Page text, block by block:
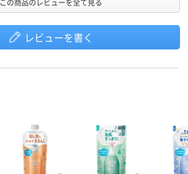
この商品のレビューを全て見る
レビューを書く